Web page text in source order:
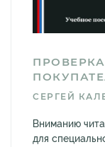
СЕРГЕЙ
Вниманию
для